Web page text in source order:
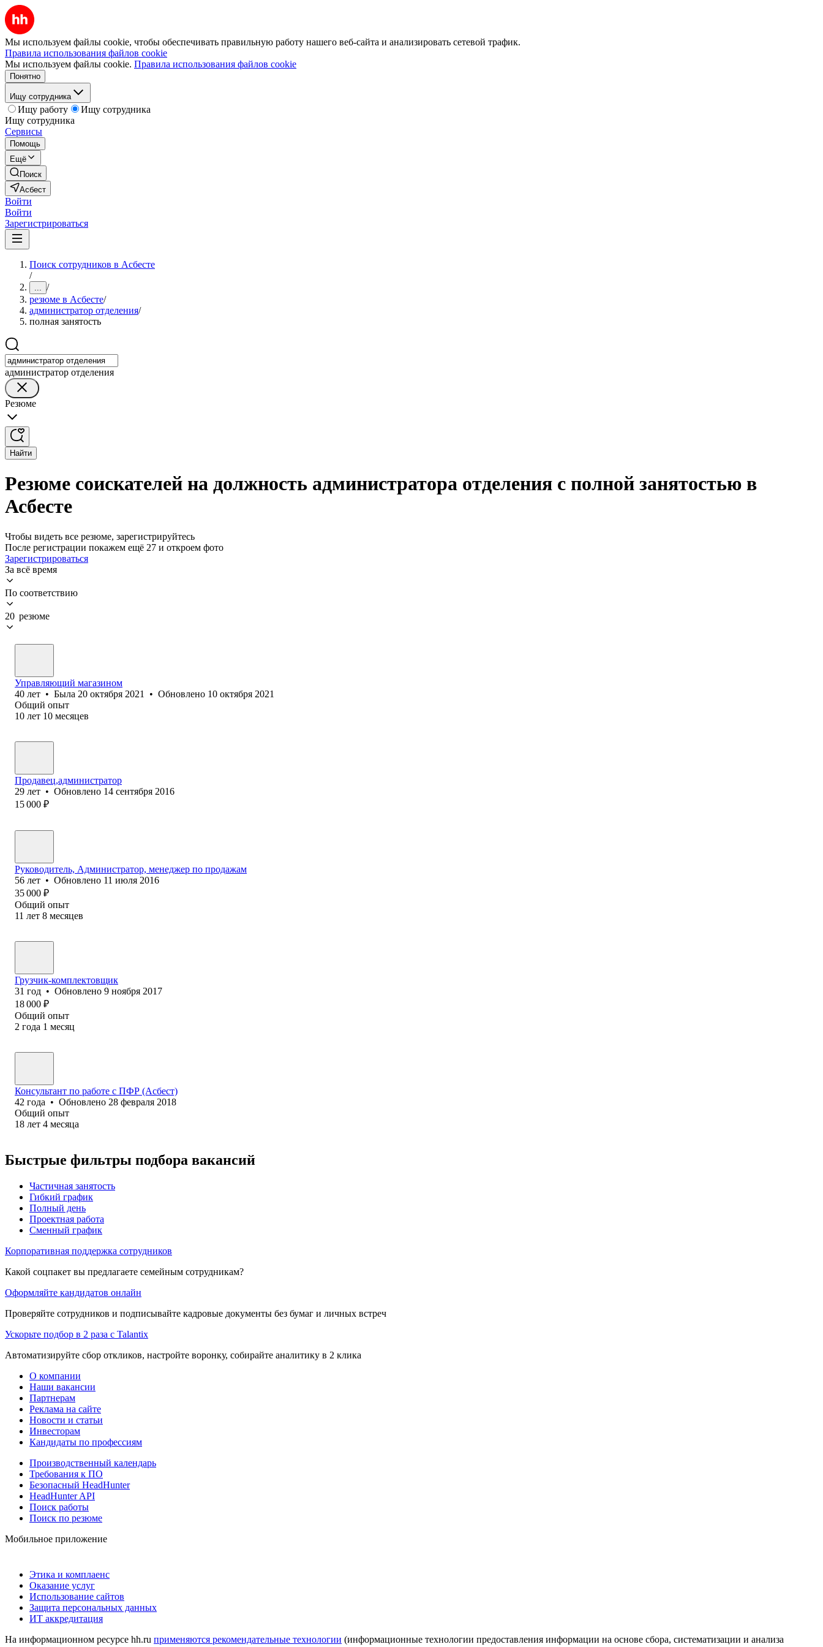
Мы используем файлы cookie, чтобы обеспечивать правильную работу нашего веб-сайта и анализировать сетевой трафик.
Правила использования файлов cookie
Мы используем файлы cookie. Правила использования файлов cookie
Понятно
Ищу сотрудника
Ищу работу
Ищу сотрудника
Ищу сотрудника
Сервисы
Помощь
Ещё
Поиск
Асбест
Войти
Войти
Зарегистрироваться
Поиск сотрудников в Асбесте
/
... /
резюме в Асбесте/
администратор отделения/
полная занятость
администратор отделения
Резюме
Найти
Резюме соискателей на должность администратора отделения с полной занятостью в
Асбесте
Чтобы видеть все резюме, зарегистрируйтесь
После регистрации покажем ещё 27 и откроем фото
Зарегистрироваться
За всё время
По соответствию
20 резюме
Управляющий магазином
40 лет • Была 20 октября 2021 • Обновлено 10 октября 2021
Общий опыт
10 лет 10 месяцев
Продавец,администратор
29 лет • Обновлено 14 сентября 2016
15 000 ₽
Руководитель, Администратор, менеджер по продажам
56 лет • Обновлено 11 июля 2016
35 000 ₽
Общий опыт
11 лет 8 месяцев
Грузчик-комплектовщик
31 год • Обновлено 9 ноября 2017
18 000 ₽
Общий опыт
2 года 1 месяц
Консультант по работе с ПФР (Асбест)
42 года • Обновлено 28 февраля 2018
Общий опыт
18 лет 4 месяца
Быстрые фильтры подбора вакансий
Частичная занятость
Гибкий график
Полный день
Проектная работа
Сменный график
Корпоративная поддержка сотрудников
Какой соцпакет вы предлагаете семейным сотрудникам?
Оформляйте кандидатов онлайн
Проверяйте сотрудников и подписывайте кадровые документы без бумаг и личных встреч
Ускорьте подбор в 2 раза с Talantix
Автоматизируйте сбор откликов, настройте воронку, собирайте аналитику в 2 клика
О компании
Наши вакансии
Партнерам
Реклама на сайте
Новости и статьи
Инвесторам
Кандидаты по профессиям
Производственный календарь
Требования к ПО
Безопасный HeadHunter
HeadHunter API
Поиск работы
Поиск по резюме
Мобильное приложение
Этика и комплаенс
Оказание услуг
Использование сайтов
Защита персональных данных
ИТ аккредитация
На информационном ресурсе hh.ru применяются рекомендательные технологии (информационные технологии предоставления информации на основе сбора, систематизации и анализа